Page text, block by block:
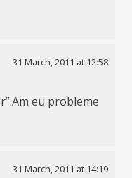
31 March, 2011 at 12:58
eu probleme
31 March, 2011 at 14:19